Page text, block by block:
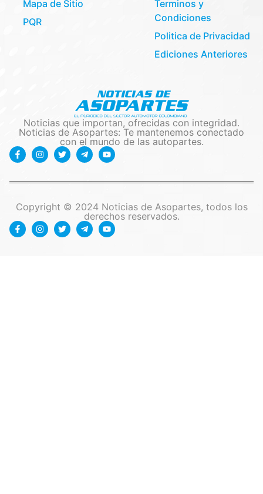
Mapa de Sitio
PQR
Terminos y
Condiciones
Politica de Privacidad
Ediciones Anteriores
Noticias que importan, ofrecidas con integridad.
Noticias de Asopartes: Te mantenemos conectado
con el mundo de las autopartes.
Copyright © 2024 Noticias de Asopartes, todos los
derechos reservados.